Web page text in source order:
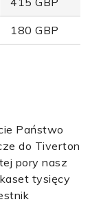
180 GBP
Państwo
do Tiverton
pory nasz
tysięcy